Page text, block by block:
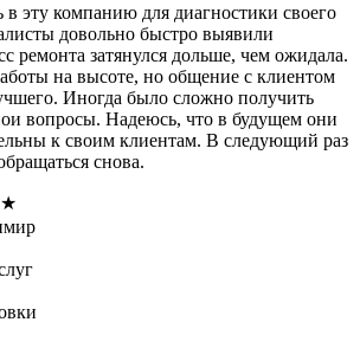
в эту компанию для диагностики своего
довольно быстро выявили
ремонта затянулся дольше, чем ожидала.
на высоте, но общение с клиентом
Иногда было сложно получить
вопросы. Надеюсь, что в будущем они
к своим клиентам. В следующий раз
снова.